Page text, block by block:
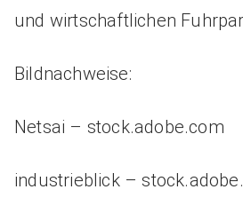
und wirtschaftlichen
Bildnachweise:
Netsai – stock.adobe.com
industrieblick –